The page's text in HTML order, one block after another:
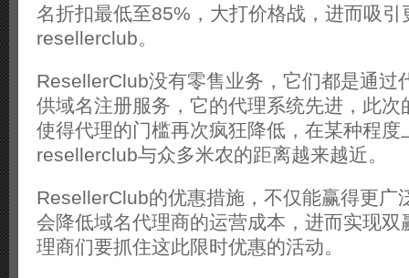
名折扣最低至85%，大打价格战，进而吸引
resellerclub。
ResellerClub没有零售业务，它们都是通过
供域名注册服务，它的代理系统先进，此次
使得代理的门槛再次疯狂降低，在某种程度
resellerclub与众多米农的距离越来越近。
ResellerClub的优惠措施，不仅能赢得更广
会降低域名代理商的运营成本，进而实现双
理商们要抓住这此限时优惠的活动。